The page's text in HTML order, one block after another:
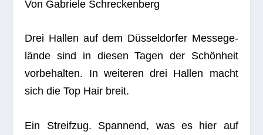
Von Gabriele Schreckenberg
Drei Hal­len auf dem Düs­sel­dor­fer Mes­se­ge­
lände sind in die­sen Tagen der Schön­heit
vor­be­hal­ten. In wei­te­ren drei Hal­len macht
sich die Top Hair breit.
Ein Streif­zug. Span­nend, was es hier auf